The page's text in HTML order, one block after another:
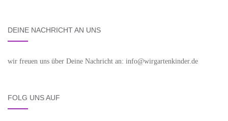
DEINE NACHRICHT AN UNS
wir freuen uns über Deine Nachricht an: info@wirgartenkinder.de
FOLG UNS AUF